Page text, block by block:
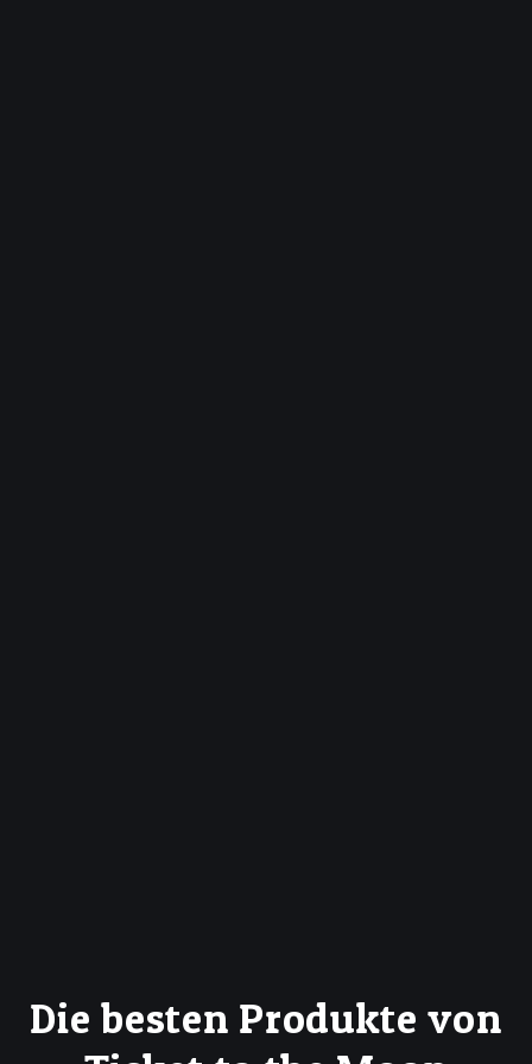
Die besten Produktevon